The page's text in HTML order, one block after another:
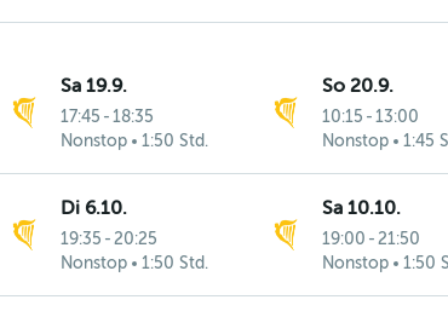
Sa 19.9.
17:45 - 18:35
Nonstop
1:50 Std.
So 20.9.
10:15 - 13:00
Nonstop
1:45
Di 6.10.
19:35 - 20:25
Nonstop
1:50 Std.
Sa 10.10.
19:00 - 21:50
Nonstop
1:50